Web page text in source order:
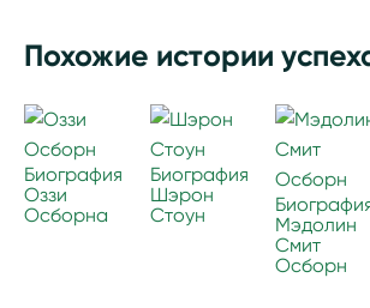
Похожие истории
Биография
Оззи
Осборна
Биография
Шэрон
Стоун
Мэдолин
Смит
Осборн